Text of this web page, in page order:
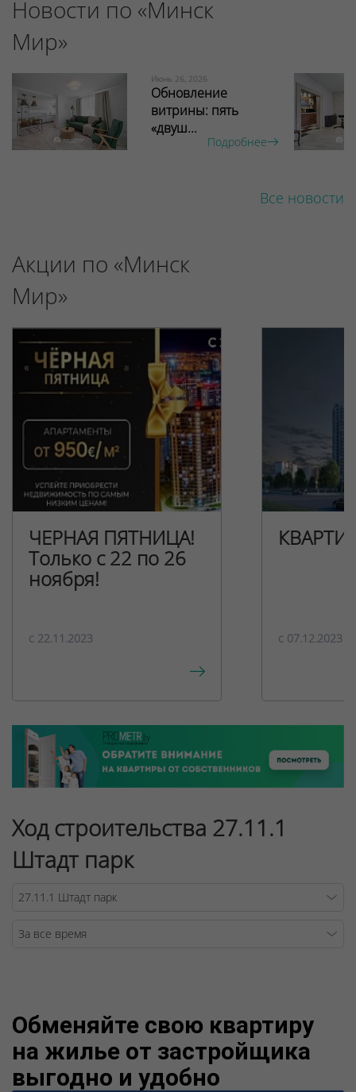
Новости по «Минск
Мир»
Июнь 26, 2026
Обновление
витрины: пять
«двуш...
Подробнее
Все новости
Акции по «Минск
Мир»
ЧЕРНАЯ ПЯТНИЦА!
Только с 22 по 26
ноября!
c 22.11.2023 c 07.12.2023
Ход строительства 27.11.1
Штадт парк
Обменяйте свою квартиру
на жилье от застройщика
выгодно и удобно